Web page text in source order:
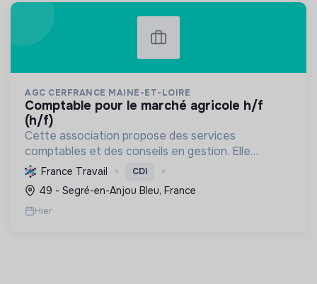
AGC CERFRANCE MAINE-ET-LOIRE
comptable pour le marché agricole h/f
(h/f)
Cette association propose des services
comptables et des conseils en gestion. Elle
s'engage activement dans la transition écologique
et sociale en accompagnant les professionnels
vers des pratiques du...
France Travail CDI
49 - Segré-en-Anjou Bleu, France
Hier